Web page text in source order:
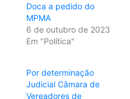
Doca a pedido do
MPMA
6 de outubro de 2023
Em "Política"
Por determinação
Judicial Câmara de
Vereadores de